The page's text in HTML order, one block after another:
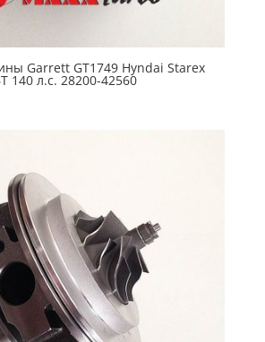
Garrett GT1749 Hyndai Starex
140 л.с. 28200-42560